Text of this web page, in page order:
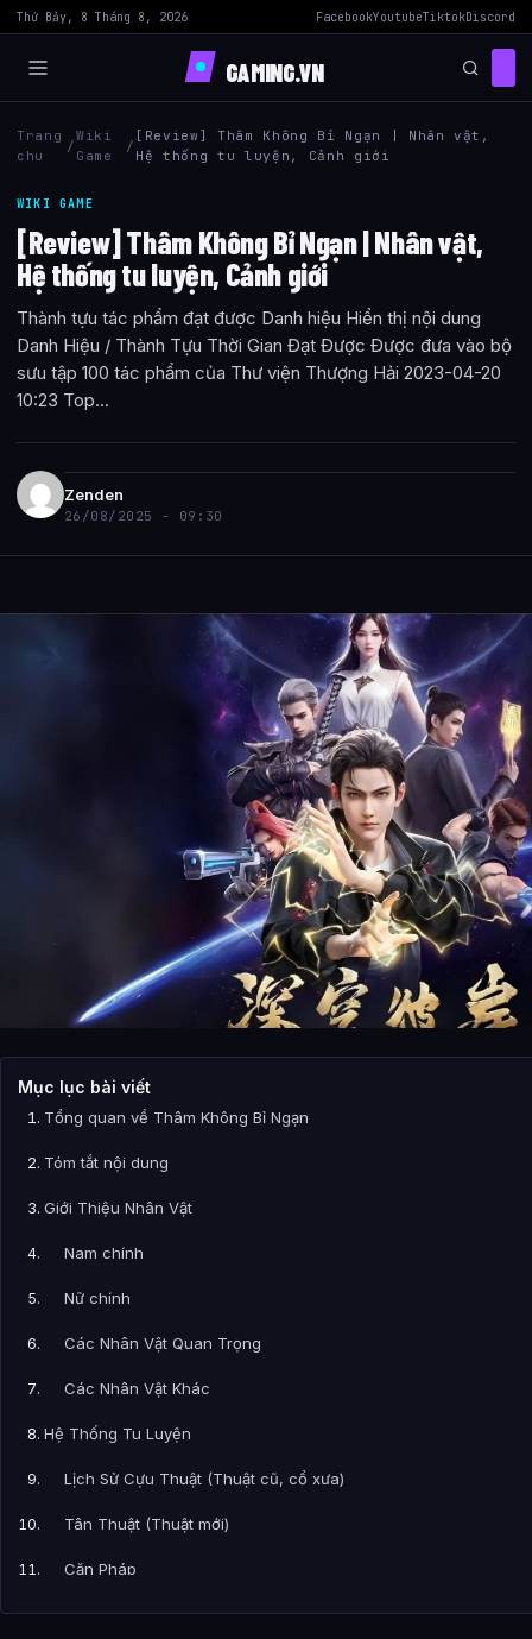
Thứ Bảy, 8 Tháng 8, 2026 FacebookYoutubeTiktokDiscord
GAMING.VN
Trang
chu
/
Wiki
Game
/
[Review] Thâm Không Bỉ Ngạn | Nhân vật,
Hệ thống tu luyện, Cảnh giới
WIKI GAME
[Review] Thâm Không Bỉ Ngạn | Nhân vật,
Hệ thống tu luyện, Cảnh giới
Thành tựu tác phẩm đạt được Danh hiệu Hiển thị nội dung
Danh Hiệu / Thành Tựu Thời Gian Đạt Được Được đưa vào bộ
sưu tập 100 tác phẩm của Thư viện Thượng Hải 2023-04-20
10:23 Top...
Zenden
26/08/2025 - 09:30
Mục lục bài viết
Tổng quan về Thâm Không Bỉ Ngạn
Tóm tắt nội dung
Giới Thiệu Nhân Vật
Nam chính
Nữ chính
Các Nhân Vật Quan Trọng
Các Nhân Vật Khác
Hệ Thống Tu Luyện
Lịch Sử Cựu Thuật (Thuật cũ, cổ xưa)
Tân Thuật (Thuật mới)
Căn Pháp
Mật Lộ (Những Con Đường Bí Mật)